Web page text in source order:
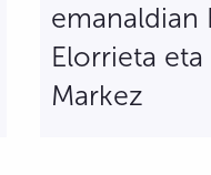
emanaldian
Elorrieta
Markez